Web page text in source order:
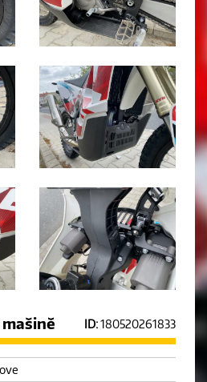
ID:180520261833